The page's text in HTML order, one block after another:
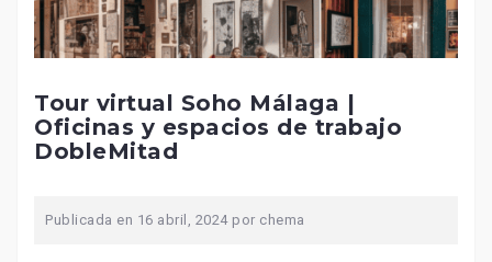
Tour virtual Soho Málaga |
Oficinas y espacios de trabajo
DobleMitad
Publicada en 16 abril, 2024por chema